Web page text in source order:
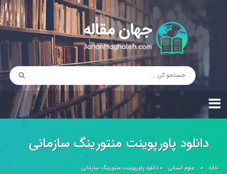
دانلود پاورپوینت منتورینگ سازمانی
خانه » علوم انسانی »دانلود پاورپوینت منتورینگ سازمانی